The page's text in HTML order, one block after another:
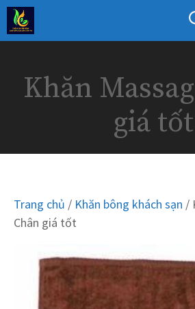
Chuyển
đến
nội
Khăn
giá tốt
Trang chủ / Khăn bông khách sạn /
Chân giá tốt